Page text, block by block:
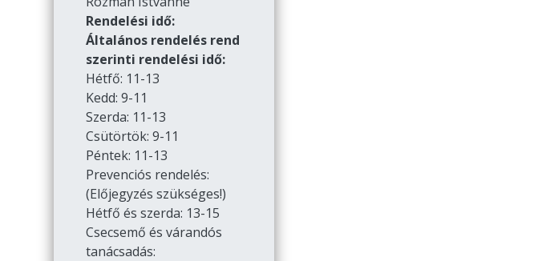
Rendelési idő:
Általános rendelés rend
szerinti rendelési idő:
Hétfő: 11-13
Kedd: 9-11
Szerda: 11-13
Csütörtök: 9-11
Péntek: 11-13
Prevenciós rendelés:
(Előjegyzés szükséges!)
Hétfő és szerda: 13-15
Csecsemő és várandós
tanácsadás: